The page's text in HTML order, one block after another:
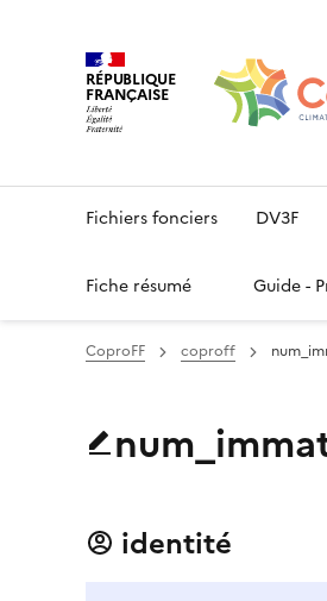
RÉPUBLIQUE
FRANÇAISE
Fichiers fonciers DV3F
Fiche résumé Guide -
CoproFF coproff
identité